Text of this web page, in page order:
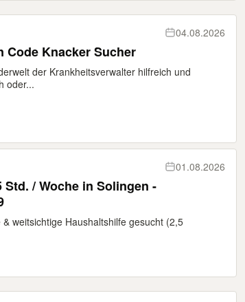
04.08.2026
Code Knacker Sucher
der Krankheitsverwalter hilfreich und
oder...
01.08.2026
weitsichtige Haushaltshilfe gesucht (2,5